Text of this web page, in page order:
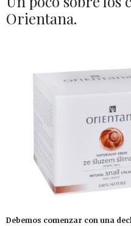
Orientana.
Debemos comenzar con una